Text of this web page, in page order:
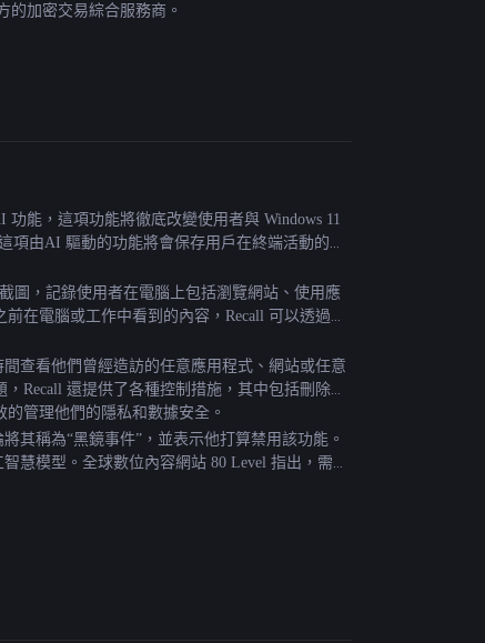
加密交易綜合服務商。
功能，這項功能將徹底改變使用者與 Windows 11
項由AI 驅動的功能將會保存用戶在終端活動的詳
圖，記錄使用者在電腦上包括瀏覽網站、使用應
在電腦或工作中看到的內容，Recall 可以透過模
查看他們曾經造訪的任意應用程式、網站或任意
Recall 還提供了各種控制措施，其中包括刪除單
管理他們的隱私和數據安全。
其稱為“黑鏡事件”，並表示他打算禁用該功能。
慧模型。全球數位內容網站 80 Level 指出，需要